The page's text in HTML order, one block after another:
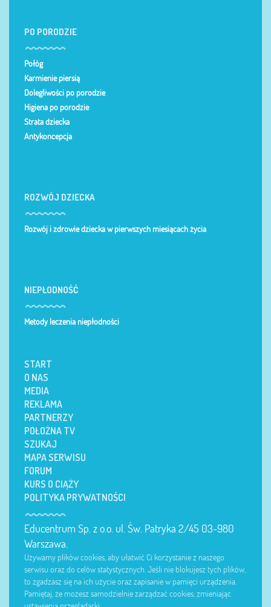
PO PORODZIE
Połóg
Karmienie piersią
Dolegliwości po porodzie
Higiena po porodzie
Strata dziecka
Antykoncepcja
ROZWÓJ DZIECKA
Rozwój i zdrowie dziecka w pierwszych miesiącach życia
NIEPŁODNOŚĆ
Metody leczenia niepłodności
START
O NAS
MEDIA
REKLAMA
PARTNERZY
POŁOŻNA TV
SZUKAJ
MAPA SERWISU
FORUM
KURS O CIĄŻY
POLITYKA PRYWATNOŚCI
Educentrum Sp. z o.o. ul. Św. Patryka 2/45 03-980
Warszawa.
Używamy plików cookies, aby ułatwić Ci korzystanie z naszego
serwisu oraz do celów statystycznych. Jeśli nie blokujesz tych plików,
to zgadzasz się na ich użycie oraz zapisanie w pamięci urządzenia.
Pamiętaj, że możesz samodzielnie zarządzać cookies, zmieniając